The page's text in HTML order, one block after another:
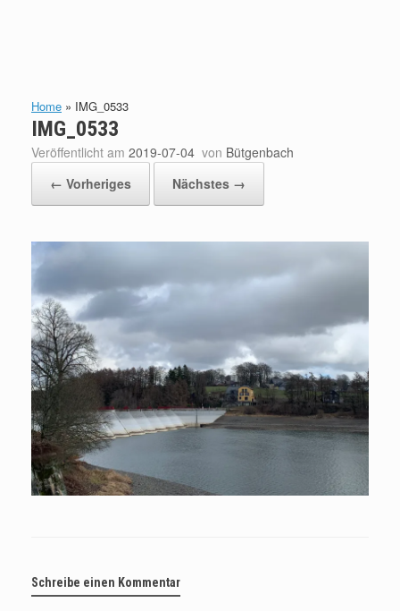
Home » IMG_0533
IMG_0533
Veröffentlicht am 2019-07-04 von Bütgenbach
← Vorheriges
Nächstes →
Schreibe einen Kommentar